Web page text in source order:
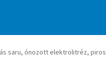
saru, ónozott elektrolitréz, piros